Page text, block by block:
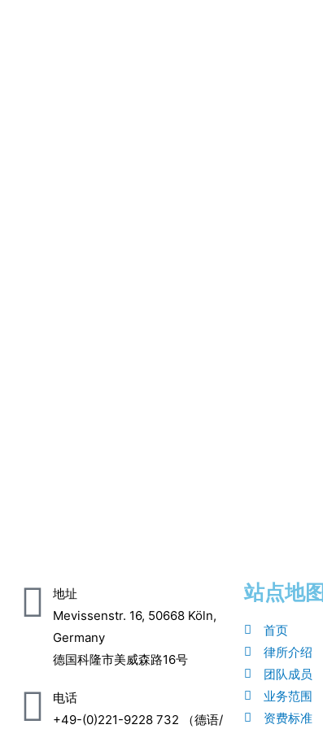
地址
Mevissenstr. 16, 50668 Köln,
Germany
德国科隆市美威森路16号
电话
+49-(0)221-9228 732 （德语/
站点地图
首页
律所介绍
团队成员
业务范围
资费标准